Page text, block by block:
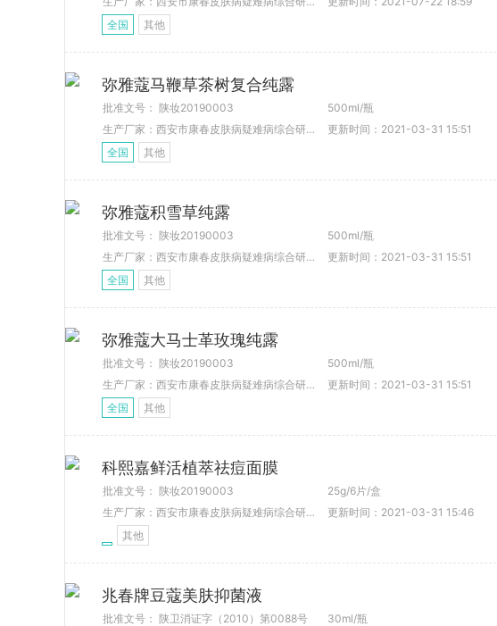
全国
其他
弥雅蔻马鞭草茶树复合纯露
批准文号： 陕妆20190003
500ml/瓶
生产厂家：西安市康春皮肤病疑难病综合研究所
更新时间：2021-03-31 15:51
全国
其他
弥雅蔻积雪草纯露
批准文号： 陕妆20190003
500ml/瓶
生产厂家：西安市康春皮肤病疑难病综合研究所
更新时间：2021-03-31 15:51
全国
其他
弥雅蔻大马士革玫瑰纯露
批准文号： 陕妆20190003
500ml/瓶
生产厂家：西安市康春皮肤病疑难病综合研究所
更新时间：2021-03-31 15:51
全国
其他
科熙嘉鲜活植萃祛痘面膜
批准文号： 陕妆20190003
25g/6片/盒
生产厂家：西安市康春皮肤病疑难病综合研究所
更新时间：2021-03-31 15:46
其他
兆春牌豆蔻美肤抑菌液
批准文号： 陕卫消证字（2010）第0088号
30ml/瓶